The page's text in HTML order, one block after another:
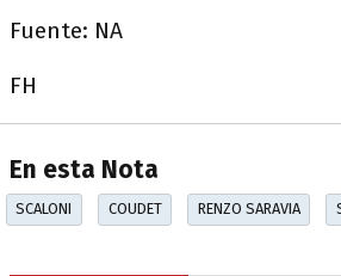
Fuente: NA
FH
En esta Nota
SCALONI COUDET RENZO SARAVIA